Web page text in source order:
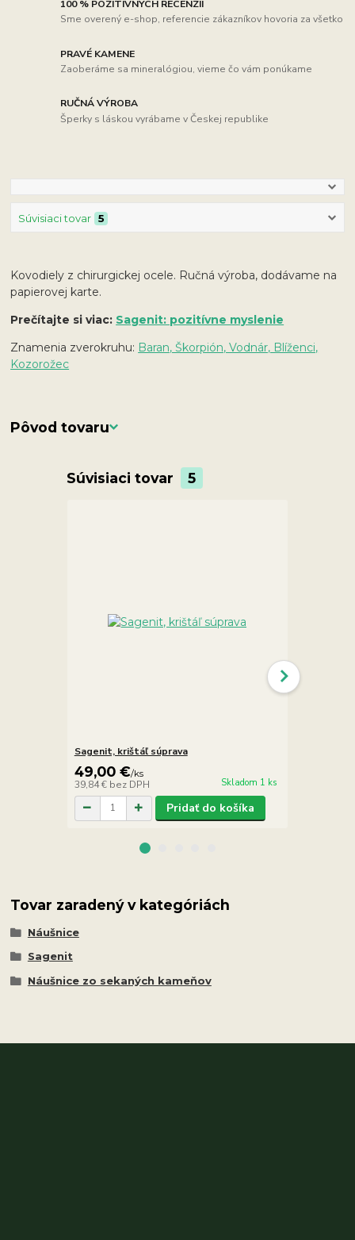
100 % POZITÍVNYCH RECENZIÍ
Sme overený e-shop, referencie zákazníkov hovoria za všetko
PRAVÉ KAMENE
Zaoberáme sa mineralógiou, vieme čo vám ponúkame
RUČNÁ VÝROBA
Šperky s láskou vyrábame v Českej republike
Súvisiaci tovar 5
Kovodiely z chirurgickej ocele. Ručná výroba, dodávame na
papierovej karte.
Prečítajte si viac: Sagenit: pozitívne myslenie
Znamenia zverokruhu: Baran, Škorpión, Vodnár, Blíženci,
Kozorožec
Pôvod tovaru
Súvisiaci tovar 5
Sagenit, krištáľ súprava
49,00 €/ks
39,84 € bez DPH Skladom 1 ks
Pridať do košíka
Tovar zaradený v kategóriách
Náušnice
Sagenit
Náušnice zo sekaných kameňov